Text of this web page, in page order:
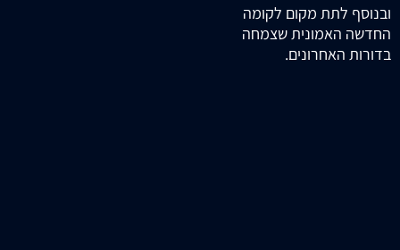
ובנוסף לתת מקום לקומה
החדשה האמונית שצמחה
בדורות האחרונים.